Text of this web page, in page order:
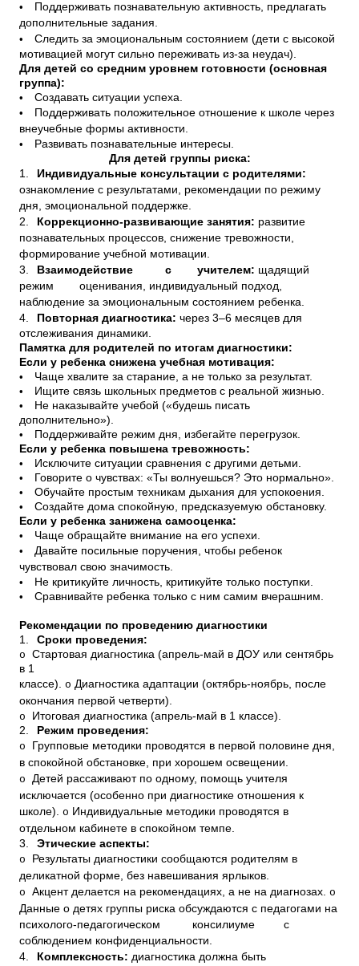
•
Поддерживать познавательную активность, предлагать
дополнительные задания.
•
Следить за эмоциональным состоянием (дети с высокой
мотивацией могут сильно переживать из-за неудач).
Для детей со средним уровнем готовности (основная
группа):
•
Создавать ситуации успеха.
•
Поддерживать положительное отношение к школе через
внеучебные формы активности.
•
Развивать познавательные интересы.
Для детей группы риска:
1.
Индивидуальные консультации с родителями:
ознакомление с результатами, рекомендации по режиму
дня, эмоциональной поддержке.
2.
Коррекционно-развивающие занятия: развитие
познавательных процессов, снижение тревожности,
формирование учебной мотивации.
3.
Взаимодействие с учителем: щадящий
режим оценивания, индивидуальный подход,
наблюдение за эмоциональным состоянием ребенка.
4.
Повторная диагностика: через 3–6 месяцев для
отслеживания динамики.
Памятка для родителей по итогам диагностики:
Если у ребенка снижена учебная мотивация:
•
Чаще хвалите за старание, а не только за результат.
•
Ищите связь школьных предметов с реальной жизнью.
•
Не наказывайте учебой («будешь писать
дополнительно»).
•
Поддерживайте режим дня, избегайте перегрузок.
Если у ребенка повышена тревожность:
•
Исключите ситуации сравнения с другими детьми.
•
Говорите о чувствах: «Ты волнуешься? Это нормально».
•
Обучайте простым техникам дыхания для успокоения.
•
Создайте дома спокойную, предсказуемую обстановку.
Если у ребенка занижена самооценка:
•
Чаще обращайте внимание на его успехи.
•
Давайте посильные поручения, чтобы ребенок
чувствовал свою значимость.
•
Не критикуйте личность, критикуйте только поступки.
•
Сравнивайте ребенка только с ним самим вчерашним.
Рекомендации по проведению диагностики
1.
Сроки проведения:
o Стартовая диагностика (апрель-май в ДОУ или сентябрь
в 1
классе). o Диагностика адаптации (октябрь-ноябрь, после
окончания первой четверти).
o
Итоговая диагностика (апрель-май в 1 классе).
2.
Режим проведения:
o
Групповые методики проводятся в первой половине дня,
в спокойной обстановке, при хорошем освещении.
o Детей рассаживают по одному, помощь учителя
исключается (особенно при диагностике отношения к
школе). o Индивидуальные методики проводятся в
отдельном кабинете в спокойном темпе.
3.
Этические аспекты:
o
Результаты диагностики сообщаются родителям в
деликатной форме, без навешивания ярлыков.
o Акцент делается на рекомендациях, а не на диагнозах. o
Данные о детях группы риска обсуждаются с педагогами на
психолого-педагогическом консилиуме с
соблюдением конфиденциальности.
4.
Комплексность: диагностика должна быть